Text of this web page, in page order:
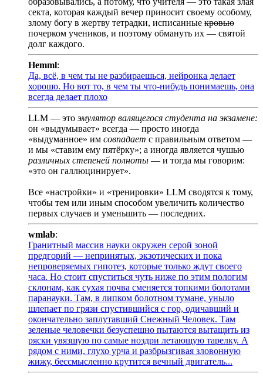
секта, которая каждый вечер приносит своему особому,
злому богу в жертву тетрадки, исписанные кровью
почерком учеников, и поэтому обмануть их — святой
долг каждого.
Hemml:
Да, всё, в чем ты не разбираешься, нейронка делает
хорошо. Но вот то, в чем ты что-нибудь понимаешь, она
всегда делает плохо
LLM — это эмулятор валящегося студента на экзамене:
он «выдумывает» всегда — просто иногда
«выдуманное» им совпадает с правильным ответом —
и мы «ставим ему пятёрку»; а иногда является чушью
различных степеней полноты — и тогда мы говорим:
«это он галлюцинирует».
Все «настройки» и «тренировки» LLM сводятся к тому,
чтобы тем или иным способом увеличить количество
первых случаев и уменьшить — последних.
wmlab:
Гранитный массив науки окружен серой зоной
предгорий — непринятых, экзотических и пока
непроверяемых гипотез, которые только ждут своего
часа. Но стоит спуститься чуть ниже по этим пологим
склонам, как сухая почва сменяется топкими болотами
паранауки. Там, в липком болотном тумане, уныло
шлепает по грязи спустившийся с гор, одичавший и
окончательно заплутавший Снежный Человек. Там
зеленые человечки безуспешно пытаются вытащить из
ряски увязшую по самые ноздри летающую тарелку. А
рядом с ними, глухо урча и разбрызгивая зловонную
жижу, бессмысленно крутится вечный двигатель...